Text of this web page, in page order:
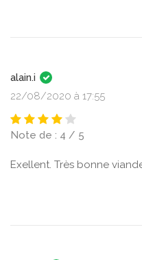
alain.i
22/08/2020 à 17:55
Note de : 4 / 5
Exellent. Très bonne